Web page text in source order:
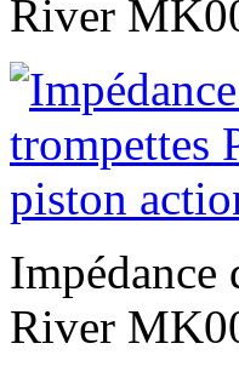
River
Impédance
River